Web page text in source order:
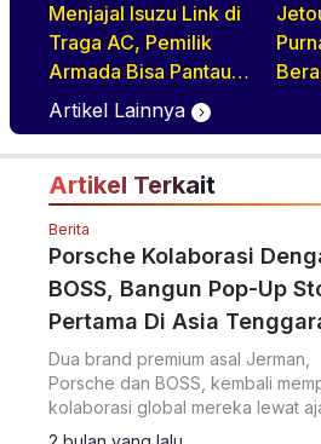
Menjajal Isuzu Link di
Traga AC, Pemilik
Armada Bisa Pantau
Kendaraan Secara
Realtime
Artikel Lainnya
Artikel Terkait
Berita
Porsche Kolaborasi
BOSS, Bangun Pop-Up
Pertama Di Asia
Dua brand premium asal Jerman,
Porsche dan BOSS, kembali
kolaborasi global mereka lewat
Porsche x BOSS Pop-Up